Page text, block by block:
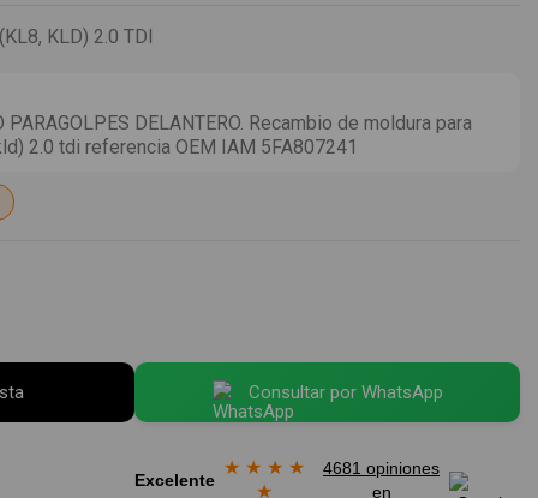
KLD) 2.0 TDI
PARAGOLPES DELANTERO. Recambio de moldura para
2.0 tdi referencia OEM IAM 5FA807241
Consultar por WhatsApp
Excelente
★ ★ ★ ★
★
4681 opiniones
en